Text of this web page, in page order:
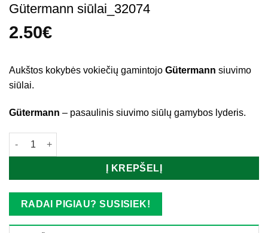
Gütermann siūlai_32074
2.50€
Aukštos kokybės vokiečių gamintojo Gütermann siuvimo
siūlai.
Gütermann – pasaulinis siuvimo siūlų gamybos lyderis.
produkto kiekis: Gütermann siūlai_32074
Į KREPŠELĮ
RADAI PIGIAU? SUSISIEK!